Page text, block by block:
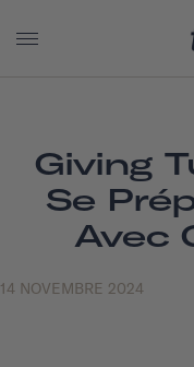
Giving
Se
Avec
14 NOVEMBRE 2024